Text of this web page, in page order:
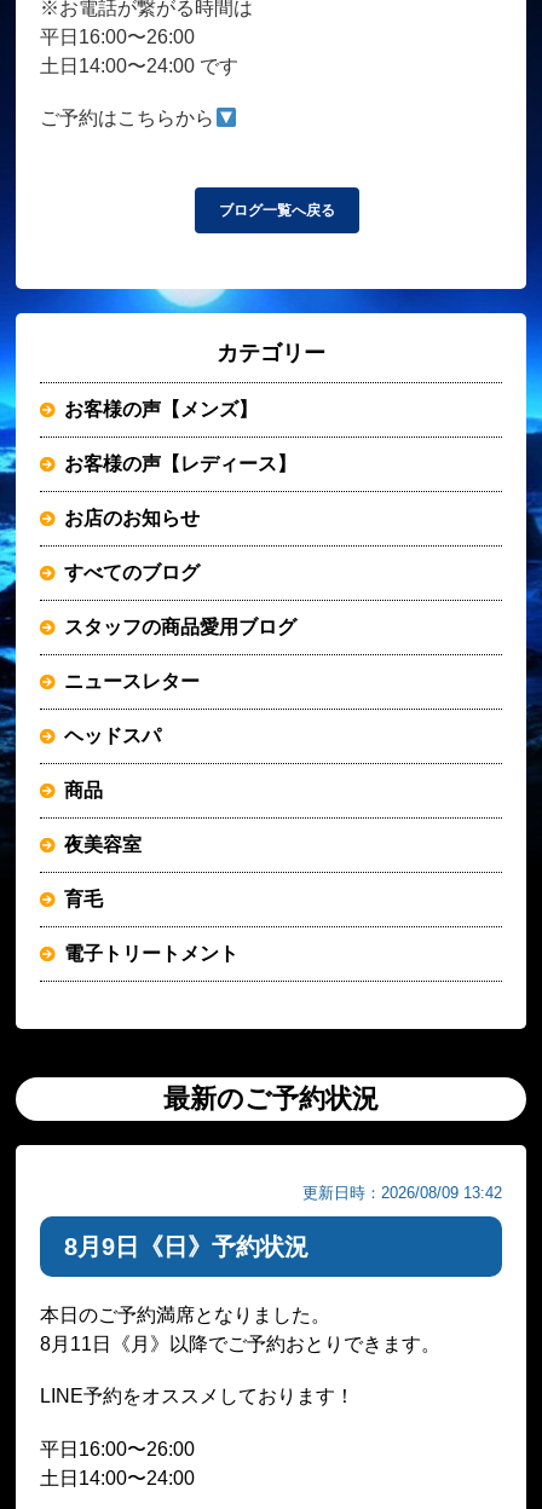
※お電話が繋がる時間は
平日16:00〜26:00
土日14:00〜24:00 です
ご予約はこちらから
ブログ一覧へ戻る
カテゴリー
お客様の声【メンズ】
お客様の声【レディース】
お店のお知らせ
すべてのブログ
スタッフの商品愛用ブログ
ニュースレター
ヘッドスパ
商品
夜美容室
育毛
電子トリートメント
最新のご予約状況
更新日時：2026/08/09 13:42
8月9日《日》予約状況
本日のご予約満席となりました。
8月11日《月》以降でご予約おとりできます。
LINE予約をオススメしております！
平日16:00〜26:00
土日14:00〜24:00